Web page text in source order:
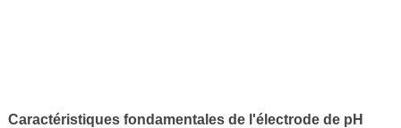
Caractéristiques fondamentales de l'électrode de pH